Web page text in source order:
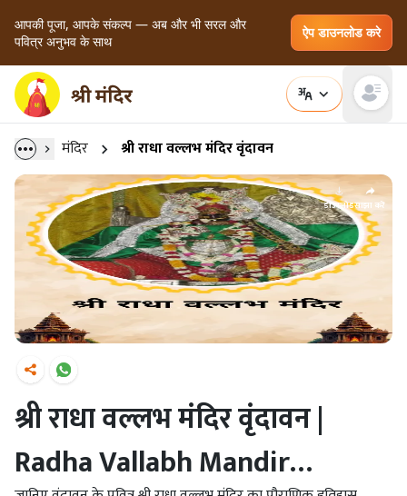
आपकी पूजा, आपके संकल्प — अब और भी सरल और
पवित्र अनुभव के साथ
ऐप डाउनलोड करे
Open
मंदिर श्री राधा वल्लभ मंदिर वृंदावन
डाउनलोडसाझा करें
श्री राधा वल्लभ मंदिर वृंदावन |
Radha Vallabh Mandir